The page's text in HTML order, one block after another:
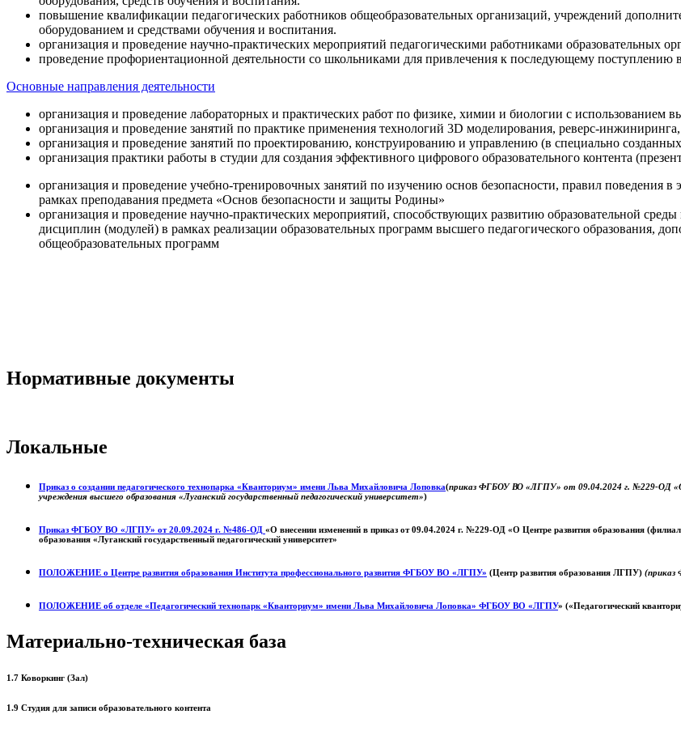
повышение квалификации педагогических работников общеобразовательных организаций, учреждений
оборудованием и средствами обучения и воспитания.
организация и проведение научно-практических мероприятий педагогическими работниками образовательных
проведение профориентационной деятельности со школьниками для привлечения к последующему поступлению
Основные направления деятельности
организация и проведение лабораторных и практических работ по физике, химии и биологии с использованием
организация и проведение занятий по практике применения технологий 3D моделирования, реверс-
организация и проведение занятий по проектированию, конструированию и управлению (в специально
организация практики работы в студии для создания эффективного цифрового образовательного контента
организация и проведение учебно-тренировочных занятий по изучению основ безопасности, правил поведения
рамках преподавания предмета «Основ безопасности и защиты Родины»
организация и проведение научно-практических мероприятий, способствующих развитию образовательной
дисциплин (модулей) в рамках реализации образовательных программ высшего педагогического образования,
общеобразовательных программ
Нормативные документы
Локальные
Приказ о создании педагогического технопарка «Кванториум» имени Льва Михайловича Лоповка(приказ ФГБОУ ВО «ЛГПУ» от 09.04.2024 г. №229-ОД «О
учреждения высшего образования «Луганский государственный педагогический университет»)
Приказ ФГБОУ ВО «ЛГПУ» от 20.09.2024 г. №486-ОД «О внесении изменений в приказ от 09.04.2024 г. №229-ОД «О Центре развития образования
образования «Луганский государственный педагогический университет»
ПОЛОЖЕНИЕ о Центре развития образования Института профессионального развития ФГБОУ ВО «ЛГПУ» (Центр развития образования ЛГПУ)
ПОЛОЖЕНИЕ об отделе «Педагогический технопарк «Кванториум» имени Льва Михайловича Лоповка» ФГБОУ ВО «ЛГПУ» («Педагогический
Материально-техническая база
1.7 Коворкинг (Зал)
1.9 Студия для записи образовательного контента